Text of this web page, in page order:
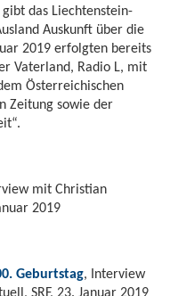
das Liechtenstein-
Auskunft über die
2019 erfolgten bereits
Vaterland, Radio L, mit
Österreichischen
Zeitung sowie der
mit Christian
2019
Geburtstag, Interview
SRF, 23. Januar 2019